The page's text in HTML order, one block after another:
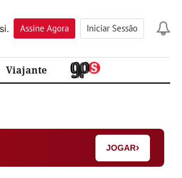
Assine Agora Iniciar Sessão
Viajante
JOGAR›